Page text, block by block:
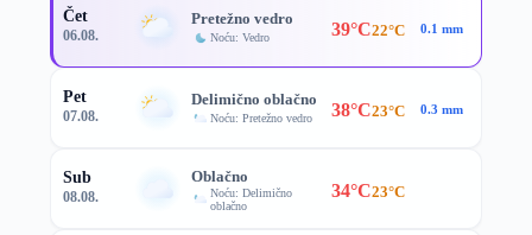
Čet
06.08.
Pretežno vedro
Noću: Vedro 39°C22°C 0.1 mm
Pet
07.08.
Delimično oblačno
Noću: Pretežno vedro 38°C23°C 0.3 mm
Sub
08.08.
Oblačno
Noću: Delimično
oblačno
34°C23°C